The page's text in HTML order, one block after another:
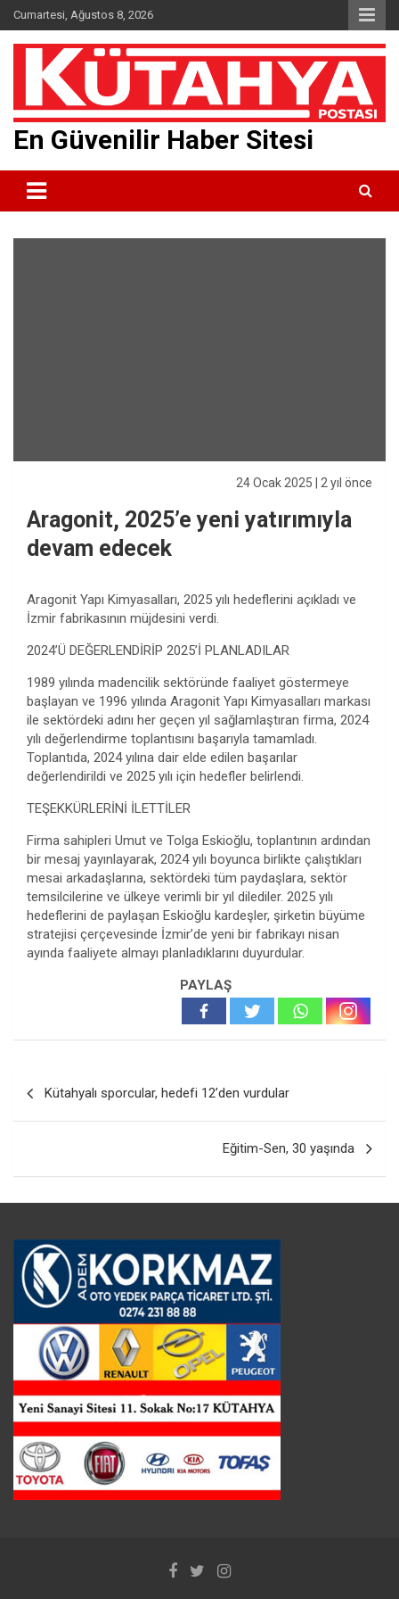
Skip
to
content
Cumartesi, Ağustos 8, 2026
En Güvenilir Haber Sitesi
24 Ocak 2025 | 2 yıl önce
Aragonit, 2025’e yeni yatırımıyla
devam edecek
Aragonit Yapı Kimyasalları, 2025 yılı hedeflerini açıkladı ve
İzmir fabrikasının müjdesini verdi.
2024’Ü DEĞERLENDİRİP 2025’İ PLANLADILAR
1989 yılında madencilik sektöründe faaliyet göstermeye
başlayan ve 1996 yılında Aragonit Yapı Kimyasalları markası
ile sektördeki adını her geçen yıl sağlamlaştıran firma, 2024
yılı değerlendirme toplantısını başarıyla tamamladı.
Toplantıda, 2024 yılına dair elde edilen başarılar
değerlendirildi ve 2025 yılı için hedefler belirlendi.
TEŞEKKÜRLERİNİ İLETTİLER
Firma sahipleri Umut ve Tolga Eskioğlu, toplantının ardından
bir mesaj yayınlayarak, 2024 yılı boyunca birlikte çalıştıkları
mesai arkadaşlarına, sektördeki tüm paydaşlara, sektör
temsilcilerine ve ülkeye verimli bir yıl dilediler. 2025 yılı
hedeflerini de paylaşan Eskioğlu kardeşler, şirketin büyüme
stratejisi çerçevesinde İzmir’de yeni bir fabrikayı nisan
ayında faaliyete almayı planladıklarını duyurdular.
PAYLAŞ
gezinmesi
Kütahyalı sporcular, hedefi 12’den vurdular
Eğitim-Sen, 30 yaşında